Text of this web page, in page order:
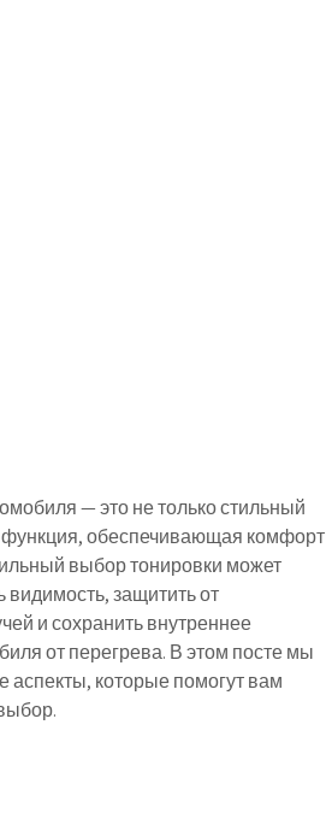
— это не только стильный
обеспечивающая комфорт
выбор тонировки может
видимость, защитить от
и сохранить внутреннее
от перегрева. В этом посте мы
которые помогут вам